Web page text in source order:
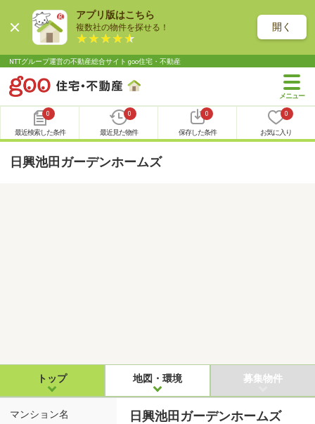
アプリ版はこちら
複数社の物件を探せる！ 開く
NTTグループ運営の不動産総合サイト goo住宅・不動産
0
最近検索した条件
0
最近見た物件
0
保存した条件
0
お気に入り
日興池田ガーデンホームズ
トップ 地図・環境 募集物件
マンション名 日興池田ガーデンホームズ